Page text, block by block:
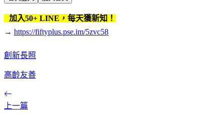
加入50+ LINE，每天獲新知！
→ https://fiftyplus.pse.im/5zvc58
創新長照
高齡友善
上一篇